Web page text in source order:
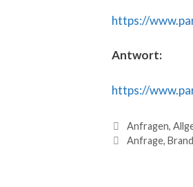
https://
Antwort:
https://
Anfragen,
Anfrage,